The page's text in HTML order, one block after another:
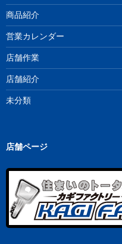
商品紹介
営業カレンダー
店舗作業
店舗紹介
未分類
店舗ページ